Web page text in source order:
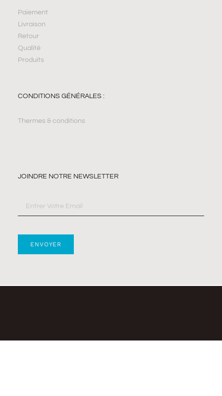
Paiement
Livraison
Retour
Qualité
Produits
CONDITIONS GÉNÉRALES :
Thermes & conditions
JOINDRE NOTRE NEWSLETTER
ENVOYER